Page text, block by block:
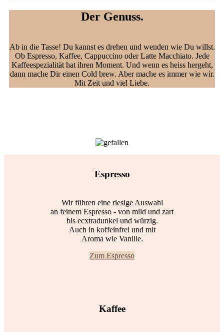
Der Genuss.
Ab in die Tasse! Du kannst es drehen und wenden wie Du willst.
Ob Espresso, Kaffee, Cappuccino oder Latte Macchiato. Jede
Kaffeespezialität hat ihren Moment. Und wenn es heiss hergeht,
dann mache Dir einen Cold brew. Aber mache es immer wie wir.
Mit Zeit und viel Liebe.
Espresso
Wir führen eine riesige Auswahl
an feinem Espresso - von mild und zart
bis ecxtradunkel und würzig.
Auch in koffeinfrei und mit
Aroma wie Vanille.
Zum Espresso
Kaffee